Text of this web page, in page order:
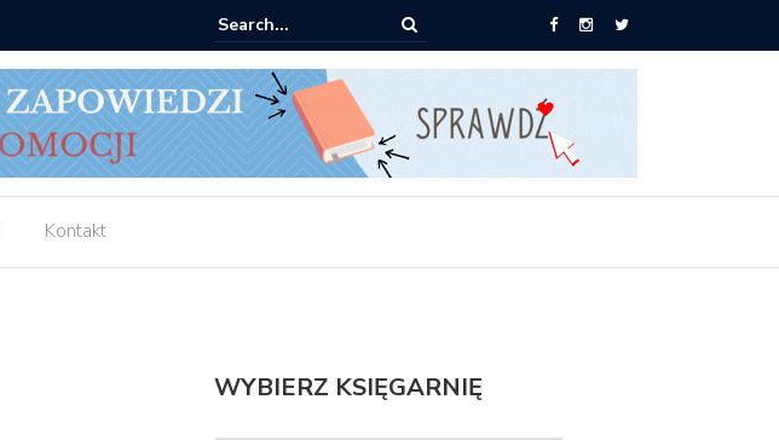
Znak: książki od 2,90 zł do zamówienia
Kontakt
WYBIERZ KSIĘGARNIĘ